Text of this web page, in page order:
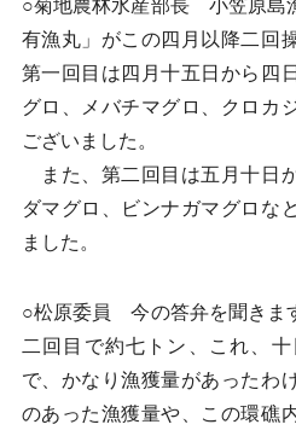
○菊地農林水産部長 小笠原島
有漁丸」がこの四月以降二回
第一回目は四月十五日から四
グロ、メバチマグロ、クロカ
ございました。
また、第二回目は五月十日
ダマグロ、ビンナガマグロな
ました。
○松原委員 今の答弁を聞きま
二回目で約七トン、これ、
で、かなり漁獲量があったわ
のあった漁獲量や、この環礁